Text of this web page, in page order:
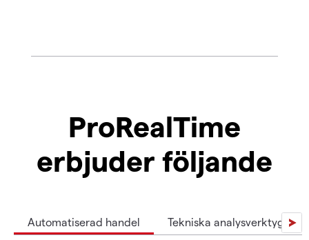
ProRealTime
erbjuder följande
Automatiserad handel Tekniska analysverktyg